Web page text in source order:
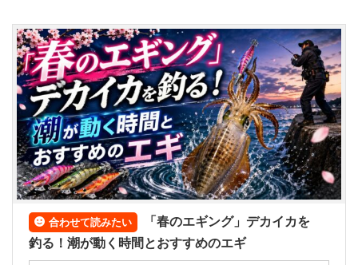
合わせて読みたい
「春のエギング」デカイカを
釣る！潮が動く時間とおすすめのエギ